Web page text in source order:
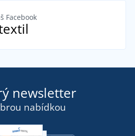
Facebook
newsletter
nabídkou